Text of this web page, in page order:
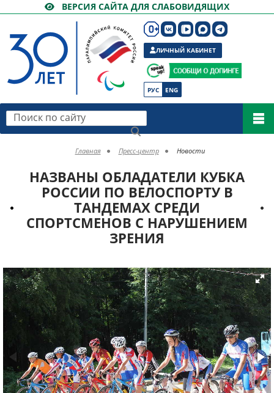
ВЕРСИЯ САЙТА ДЛЯ СЛАБОВИДЯЩИХ
РУС ENG
ЛИЧНЫЙ КАБИНЕТ
Поиск по сайту
Главная Пресс-центр Новости
НАЗВАНЫ ОБЛАДАТЕЛИ КУБКА
РОССИИ ПО ВЕЛОСПОРТУ В
ТАНДЕМАХ СРЕДИ
СПОРТСМЕНОВ С НАРУШЕНИЕМ
ЗРЕНИЯ